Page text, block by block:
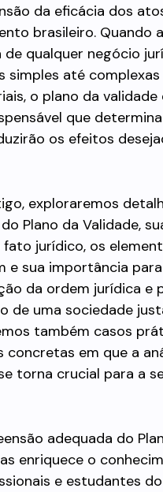
da eficácia dos
brasileiro. Quando
qualquer negócio
simples até
o plano da
que
os efeitos
exploraremos
Plano da Validade,
jurídico, os
e sua importância
da ordem jurídica e
de uma sociedade
também casos
concretas em que a
torna crucial para a
adequada do
enriquece o
e estudantes